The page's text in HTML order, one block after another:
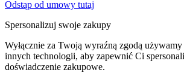
Odstąp od umowy tutaj
Spersonalizuj swoje zakupy
Wyłącznie za Twoją wyraźną zgodą
innych technologii, aby zapewnić Ci
doświadczenie zakupowe.